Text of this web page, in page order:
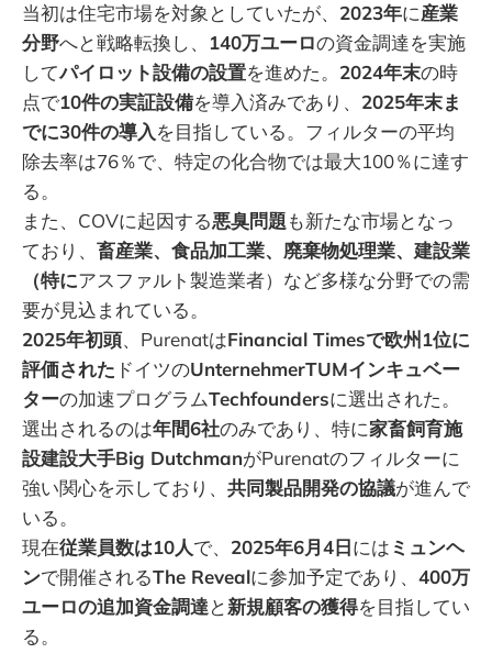
当初は住宅市場を対象としていたが、 2023年に産業
分野へと戦略転換し、 140万ユーロの資金調達を実施
してパイロット設備の設置を進めた。 2024年末の時
点で10件の実証設備を導入済みであり、 2025年末ま
でに30件の導入を目指している。フィルターの平均
除去率は76％で、特定の化合物では最大100％に達す
る。
また、COVに起因する悪臭問題も新たな市場となっ
ており、 畜産業、食品加工業、廃棄物処理業、建設業
（特にアスファルト製造業者）など多様な分野での需
要が見込まれている。
2025年初頭、PurenatはFinancial Timesで欧州1位に
評価された ドイツのUnternehmerTUMインキュベー
ターの加速プログラムTechfoundersに選出された。
選出されるのは年間6社のみであり、特に家畜飼育施
設建設大手Big DutchmanがPurenatのフィルターに
強い関心を示しており、 共同製品開発の協議が進んで
いる。
現在従業員数は10人で、 2025年6月4日には ミュンヘ
ンで開催されるThe Revealに参加予定であり、 400万
ユーロの追加資金調達と新規顧客の獲得を目指してい
る。